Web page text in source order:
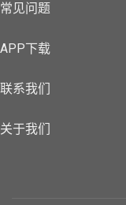
常见问题
APP下载
联系我们
关于我们